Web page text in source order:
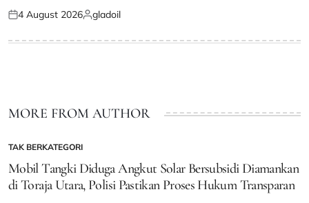
Posted
4 August 2026Posted
gladoil
MORE FROM AUTHOR
POSTED
IN
TAK BERKATEGORI
Mobil Tangki Diduga Angkut Solar Bersubsidi Diamankan
di Toraja Utara, Polisi Pastikan Proses Hukum Transparan